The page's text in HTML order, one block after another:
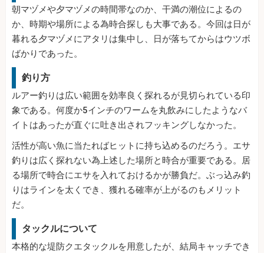
朝マヅメや夕マヅメの時間帯なのか、干満の潮位によるの
か、時期や場所による為時合探しも大事である。今回は日が
暮れる夕マヅメにアタリは集中し、日が落ちてからはウツボ
ばかりであった。
釣り方
ルアー釣りは広い範囲を効率良く探れるが見切られている印
象である。何度か5インチのワームを丸飲みにしたようなバ
イトはあったが直ぐに吐き出されフッキングしなかった。
活性が高い魚に当たればヒットに持ち込めるのだろう。エサ
釣りは広く探れない為上述した場所と時合が重要である。居
る場所で時合にエサを入れておけるかが勝負だ。ぶっ込み釣
りはラインを太くでき、獲れる確率が上がるのもメリット
だ。
タックルについて
本格的な堤防クエタックルを用意したが、結局キャッチでき